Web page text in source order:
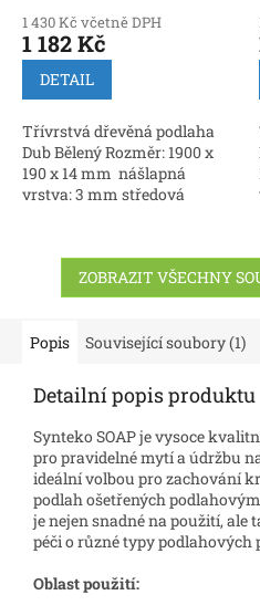
1 430 Kč včetně DPH
1 182 Kč
DETAIL
Třívrstvá dřevěná podlaha
Dub Bělený Rozměr: 1900 x
190 x 14 mm nášlapná
vrstva: 3 mm středová
střední...
ZOBRAZIT VŠECHNY
Popis Související soubory (1)
Detailní popis produktu
Synteko SOAP je vysoce
pro pravidelné mytí a údržbu
ideální volbou pro zachování
podlah ošetřených
je nejen snadné na použití,
péči o různé typy podlahových
Oblast použití: